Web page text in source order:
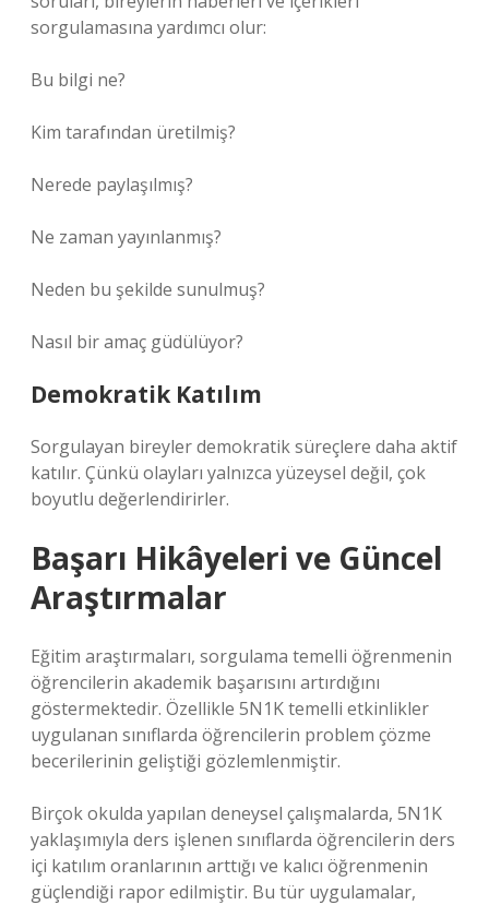
sorgulamasına yardımcı olur:
Bu bilgi ne?
Kim tarafından üretilmiş?
Nerede paylaşılmış?
Ne zaman yayınlanmış?
Neden bu şekilde sunulmuş?
Nasıl bir amaç güdülüyor?
Demokratik Katılım
Sorgulayan bireyler demokratik süreçlere daha aktif
katılır. Çünkü olayları yalnızca yüzeysel değil, çok
boyutlu değerlendirirler.
Başarı Hikâyeleri ve Güncel
Araştırmalar
Eğitim araştırmaları, sorgulama temelli öğrenmenin
öğrencilerin akademik başarısını artırdığını
göstermektedir. Özellikle 5N1K temelli etkinlikler
uygulanan sınıflarda öğrencilerin problem çözme
becerilerinin geliştiği gözlemlenmiştir.
Birçok okulda yapılan deneysel çalışmalarda, 5N1K
yaklaşımıyla ders işlenen sınıflarda öğrencilerin ders
içi katılım oranlarının arttığı ve kalıcı öğrenmenin
güçlendiği rapor edilmiştir. Bu tür uygulamalar,